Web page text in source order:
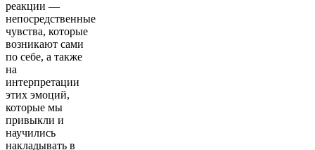
реакции —
непосредственные
чувства, которые
возникают сами
по себе, а также
на
интерпретации
этих эмоций,
которые мы
привыкли и
научились
накладывать в